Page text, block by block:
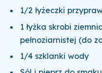
1/2 łyżeczki
1 łyżka skrobi
pełnoziarnistej (do
1/4 szklanki wody